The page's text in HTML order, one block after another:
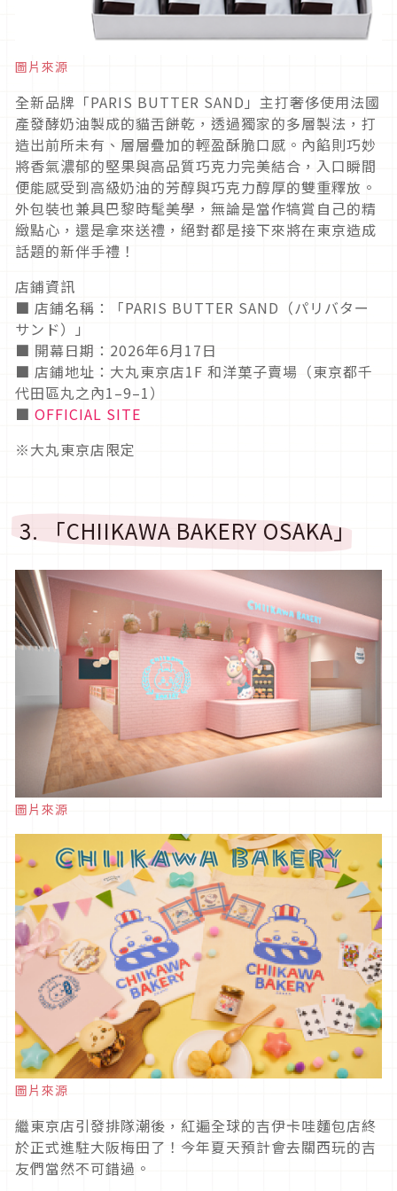
圖片來源
全新品牌「PARIS BUTTER SAND」主打奢侈使用法國
產發酵奶油製成的貓舌餅乾，透過獨家的多層製法，打
造出前所未有、層層疊加的輕盈酥脆口感。內餡則巧妙
將香氣濃郁的堅果與高品質巧克力完美結合，入口瞬間
便能感受到高級奶油的芳醇與巧克力醇厚的雙重釋放。
外包裝也兼具巴黎時髦美學，無論是當作犒賞自己的精
緻點心，還是拿來送禮，絕對都是接下來將在東京造成
話題的新伴手禮！
店鋪資訊
■ 店鋪名稱：「PARIS BUTTER SAND（パリバター
サンド）」
■ 開幕日期：2026年6月17日
■ 店鋪地址：大丸東京店1F 和洋菓子賣場（東京都千
代田區丸之內1–9–1）
■ OFFICIAL SITE
※大丸東京店限定
3. 「CHIIKAWA BAKERY OSAKA」
圖片來源
圖片來源
繼東京店引發排隊潮後，紅遍全球的吉伊卡哇麵包店終
於正式進駐大阪梅田了！今年夏天預計會去關西玩的吉
友們當然不可錯過。